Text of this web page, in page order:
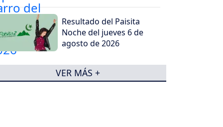
Resultado del Paisita
Noche del jueves 6 de
agosto de 2026
VER MÁS +